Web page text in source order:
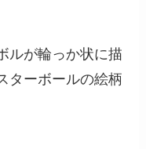
ルが輪っか状に描
ターボールの絵柄